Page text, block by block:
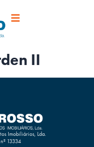
II
Imobiliários, Lda.
13334